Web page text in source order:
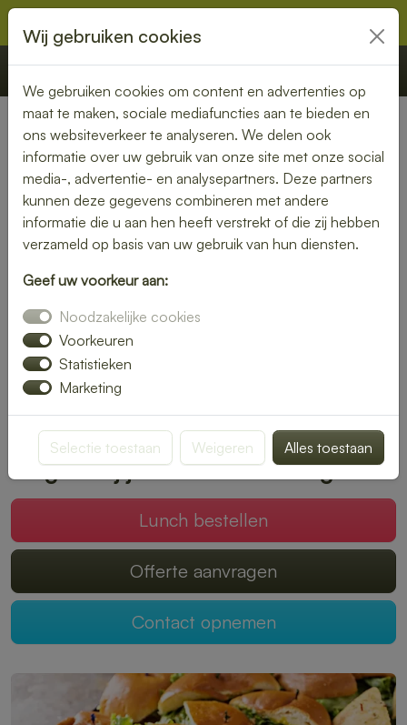
€ 0,00 Offerte Bestellen
Nederland»Drenthe» Coevorden
Smaakvolle lunch bezorgen in
Coevorden
lunch bezorgservice in Coevorden en geniet van heerlijke
gerechten die met liefde zijn bereid. Van knapperige
broodjes tot voedzame salades – wij bezorgen het
rechtstreeks bij jou thuis of op kantoor.
Met een gevarieerd menu is er altijd een lunch die bij jouw
genieten van een onbezorgde middagpauze.
Mogen wij jouw lunch verzorgen?
Lunch bestellen
Offerte aanvragen
Contact opnemen
Wij gebruiken cookies
We gebruiken cookies om content en advertenties op
maat te maken, sociale mediafuncties aan te bieden en
ons websiteverkeer te analyseren. We delen ook
informatie over uw gebruik van onze site met onze social
media-, advertentie- en analysepartners. Deze partners
kunnen deze gegevens combineren met andere
informatie die u aan hen heeft verstrekt of die zij hebben
verzameld op basis van uw gebruik van hun diensten.
Geef uw voorkeur aan:
Noodzakelijke cookies
Voorkeuren
Statistieken
Marketing
Selectie toestaan Weigeren Alles toestaan